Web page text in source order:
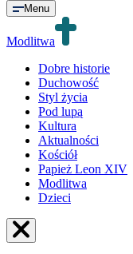
Menu
Modlitwa
Dobre historie
Duchowość
Styl życia
Pod lupą
Kultura
Aktualności
Kościół
Papież Leon XIV
Modlitwa
Dzieci